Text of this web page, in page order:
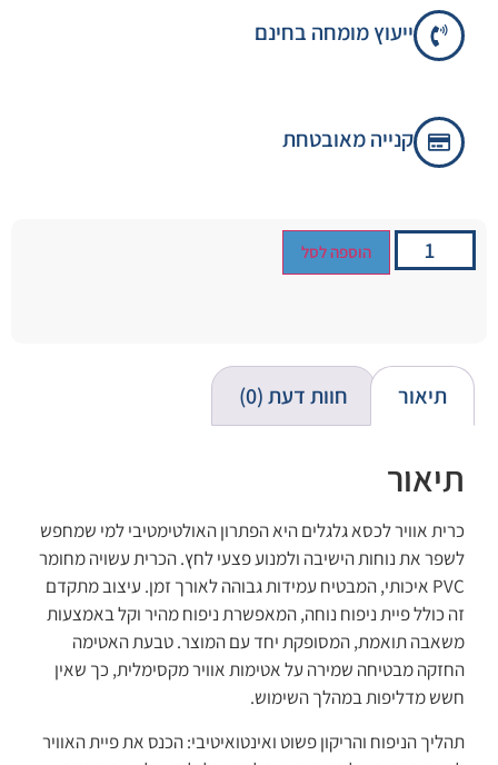
ייעוץ מומחה בחינם
קנייה מאובטחת
הוספה לסל
תיאור חוות דעת (0)
תיאור
כרית אוויר לכסא גלגלים היא הפתרון האולטימטיבי למי שמחפש
לשפר את נוחות הישיבה ולמנוע פצעי לחץ. הכרית עשויה מחומר
PVC איכותי, המבטיח עמידות גבוהה לאורך זמן. עיצוב מתקדם
זה כולל פיית ניפוח נוחה, המאפשרת ניפוח מהיר וקל באמצעות
משאבה תואמת, המסופקת יחד עם המוצר. טבעת האטימה
החזקה מבטיחה שמירה על אטימות אוויר מקסימלית, כך שאין
חשש מדליפות במהלך השימוש.
תהליך הניפוח והריקון פשוט ואינטואיטיבי: הכנס את פיית האוויר